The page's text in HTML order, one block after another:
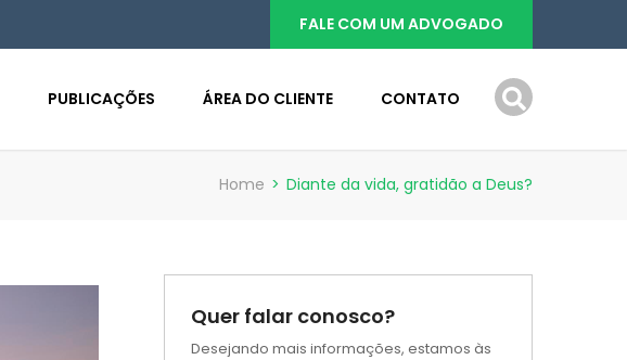
FALE COM UM ADVOGADO
PUBLICAÇÕES ÁREA DO CLIENTE CONTATO
Home > Diante da vida, gratidão a Deus?
Quer falar conosco?
Desejando mais informações, estamos às